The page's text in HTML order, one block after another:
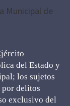
Municipal de
del Estado y
los sujetos
delitos
exclusivo del